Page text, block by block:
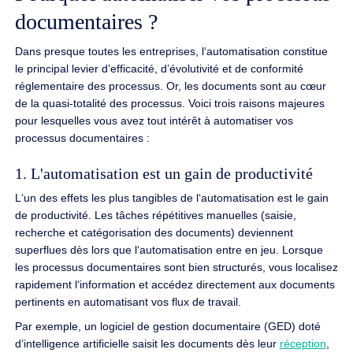
documentaires ?
Dans presque toutes les entreprises, l‘automatisation constitue
le principal levier d’efficacité, d’évolutivité et de conformité
réglementaire des processus. Or, les documents sont au cœur
de la quasi-totalité des processus. Voici trois raisons majeures
pour lesquelles vous avez tout intérêt à automatiser vos
processus documentaires :
1. L'automatisation est un gain de productivité
L‘un des effets les plus tangibles de l‘automatisation est le gain
de productivité. Les tâches répétitives manuelles (saisie,
recherche et catégorisation des documents) deviennent
superflues dès lors que l‘automatisation entre en jeu. Lorsque
les processus documentaires sont bien structurés, vous localisez
rapidement l‘information et accédez directement aux documents
pertinents en automatisant vos flux de travail.
Par exemple, un logiciel de gestion documentaire (GED) doté
d’intelligence artificielle saisit les documents dès leur réception